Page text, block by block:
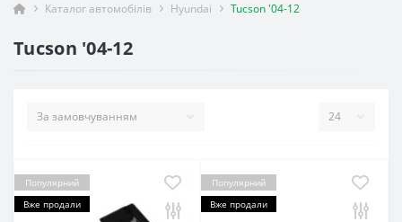
Каталог автомобілів Hyundai Tucson '04-12
Tucson '04-12
Популярний
Вже продали
Популярний
Вже продали